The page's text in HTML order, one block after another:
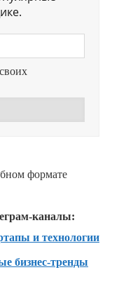
формате
каналы:
и технологии
бизнес-тренды